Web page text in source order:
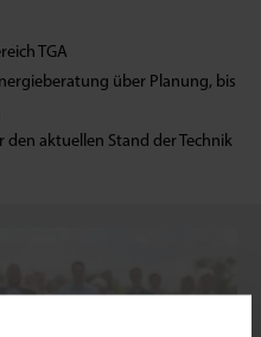
TGA
über Planung, bis
aktuellen Stand der Technik